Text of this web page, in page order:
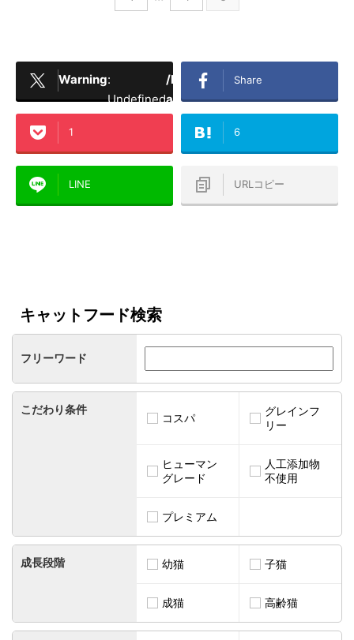
Warning:
Undefined
array key
in
/home/dogcatfood/cat-
abc.jp/public_html/wp-
content/plugins/sns-
count-cache/sns-
count-cache.php
line
Share
1 6
LINE URLコピー
キャットフード検索
フリーワード
こだわり条件
コスパ
グレインフ
リー
ヒューマン
グレード
人工添加物
不使用
プレミアム
成長段階 幼猫 子猫
成猫 高齢猫